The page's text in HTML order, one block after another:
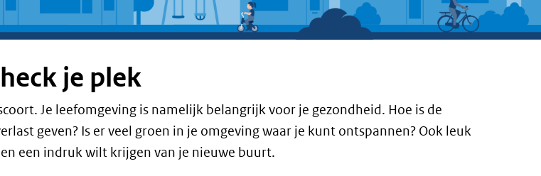
je plek
Je leefomgeving is namelijk belangrijk voor je gezondheid. Hoe is de
geven? Is er veel groen in je omgeving waar je kunt ontspannen? Ook leuk
een indruk wilt krijgen van je nieuwe buurt.